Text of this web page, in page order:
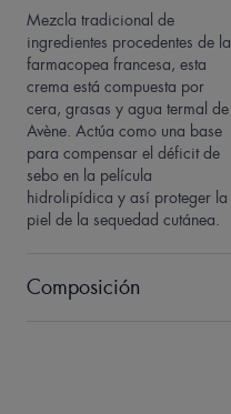
Composición
Mezcla tradicional de
ingredientes procedentes de la
farmacopea francesa, esta
crema está compuesta por
cera, grasas y agua termal de
Avène. Actúa como una base
para compensar el déficit de
sebo en la película
hidrolipídica y así proteger la
piel de la sequedad cutánea.